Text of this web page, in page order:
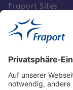
Fraport Sites
Aktuell
Service